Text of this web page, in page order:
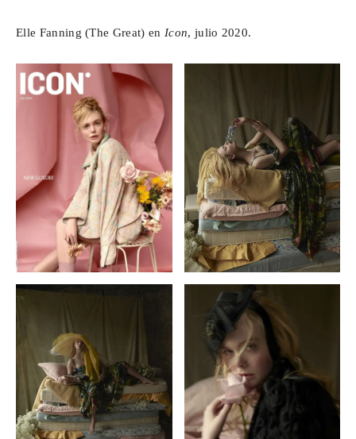
Elle Fanning (The Great) en Icon, julio 2020.